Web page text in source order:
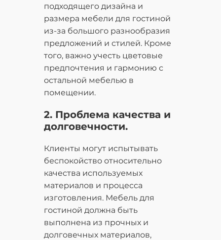
подходящего дизайна и
размера мебели для гостиной
из-за большого разнообразия
предложений и стилей. Кроме
того, важно учесть цветовые
предпочтения и гармонию с
остальной мебелью в
помещении.
2. Проблема качества и
долговечности.
Клиенты могут испытывать
беспокойство относительно
качества используемых
материалов и процесса
изготовления. Мебель для
гостиной должна быть
выполнена из прочных и
долговечных материалов,